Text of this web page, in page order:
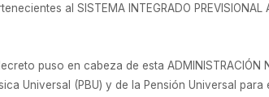
al SISTEMA INTEGRADO
puso en cabeza de esta ADMINISTRACIÓN
Universal (PBU) y de la Pensión Universal